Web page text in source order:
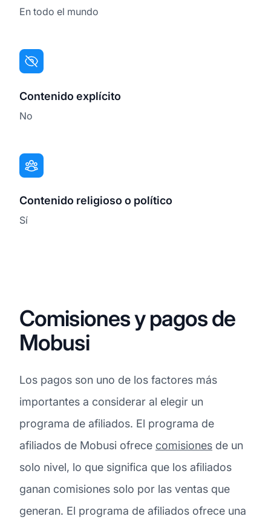
En todo el mundo
Contenido explícito
No
Contenido religioso o político
Sí
Comisiones y pagos de
Mobusi
Los pagos son uno de los factores más
importantes a considerar al elegir un
programa de afiliados. El programa de
afiliados de Mobusi ofrece comisiones de un
solo nivel, lo que significa que los afiliados
ganan comisiones solo por las ventas que
generan. El programa de afiliados ofrece una